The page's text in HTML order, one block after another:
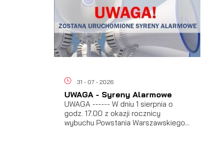
31 - 07 - 2026
UWAGA - Syreny Alarmowe
UWAGA ------ W dniu 1 sierpnia o
godz. 17.00 z okazji rocznicy
wybuchu Powstania Warszawskiego...